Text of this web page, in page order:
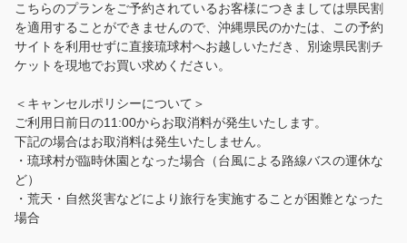
こちらのプランをご予約されているお客様につきましては県民割
を適用することができませんので、沖縄県民のかたは、この予約
サイトを利用せずに直接琉球村へお越しいただき、別途県民割チ
ケットを現地でお買い求めください。
＜キャンセルポリシーについて＞
ご利用日前日の11:00からお取消料が発生いたします。
下記の場合はお取消料は発生いたしません。
・琉球村が臨時休園となった場合（台風による路線バスの運休な
ど）
・荒天・自然災害などにより旅行を実施することが困難となった
場合